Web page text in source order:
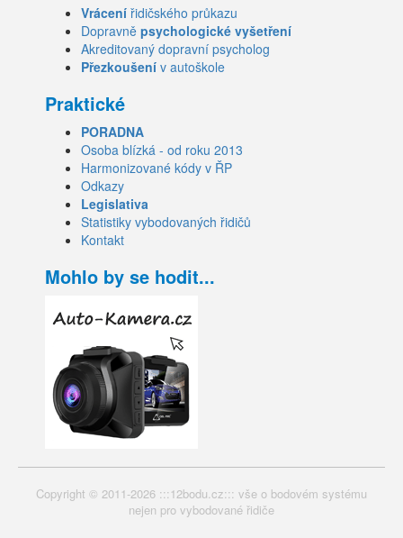
Vrácení řidičského průkazu
Dopravně psychologické vyšetření
Akreditovaný dopravní psycholog
Přezkoušení v autoškole
Praktické
PORADNA
Osoba blízká - od roku 2013
Harmonizované kódy v ŘP
Odkazy
Legislativa
Statistiky vybodovaných řidičů
Kontakt
Mohlo by se hodit...
Copyright © 2011-2026 :::12bodu.cz::: vše o bodovém systému
nejen pro vybodované řidiče